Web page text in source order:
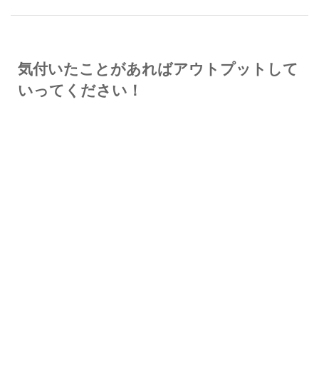
気付いたことがあればアウトプットして
いってください！